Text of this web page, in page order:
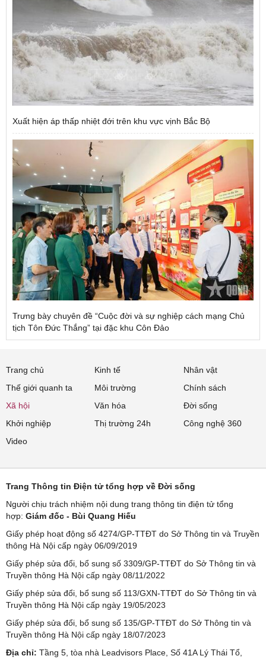
Xuất hiện áp thấp nhiệt đới trên khu vực vịnh Bắc Bộ
Trưng bày chuyên đề “Cuộc đời và sự nghiệp cách mạng Chủ
tịch Tôn Đức Thắng” tại đặc khu Côn Đảo
Trang chủ Kinh tế
Nhân vật
Thế giới quanh ta
Môi trường
Chính sách
Xã hội
Văn hóa
Đời sống
Khởi nghiệp
Thị trường 24h
Công nghệ 360
Video
Trang Thông tin Điện tử tổng hợp về Đời sống
Người chịu trách nhiệm nội dung trang thông tin điện tử tổng
hợp: Giám đốc - Bùi Quang Hiếu
Giấy phép hoạt động số 4274/GP-TTĐT do Sở Thông tin và Truyền
thông Hà Nội cấp ngày 06/09/2019
Giấy phép sửa đổi, bổ sung số 3309/GP-TTĐT do Sở Thông tin và
Truyền thông Hà Nội cấp ngày 08/11/2022
Giấy phép sửa đổi, bổ sung số 113/GXN-TTĐT do Sở Thông tin và
Truyền thông Hà Nội cấp ngày 19/05/2023
Giấy phép sửa đổi, bổ sung số 135/GP-TTĐT do Sở Thông tin và
Truyền thông Hà Nội cấp ngày 18/07/2023
Địa chỉ: Tầng 5, tòa nhà Leadvisors Place, Số 41A Lý Thái Tổ,